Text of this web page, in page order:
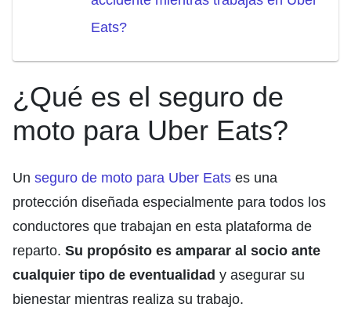
Eats?
¿Qué es el seguro de
moto para Uber Eats?
Un seguro de moto para Uber Eats es una
protección diseñada especialmente para todos los
conductores que trabajan en esta plataforma de
reparto. Su propósito es amparar al socio ante
cualquier tipo de eventualidad y asegurar su
bienestar mientras realiza su trabajo.